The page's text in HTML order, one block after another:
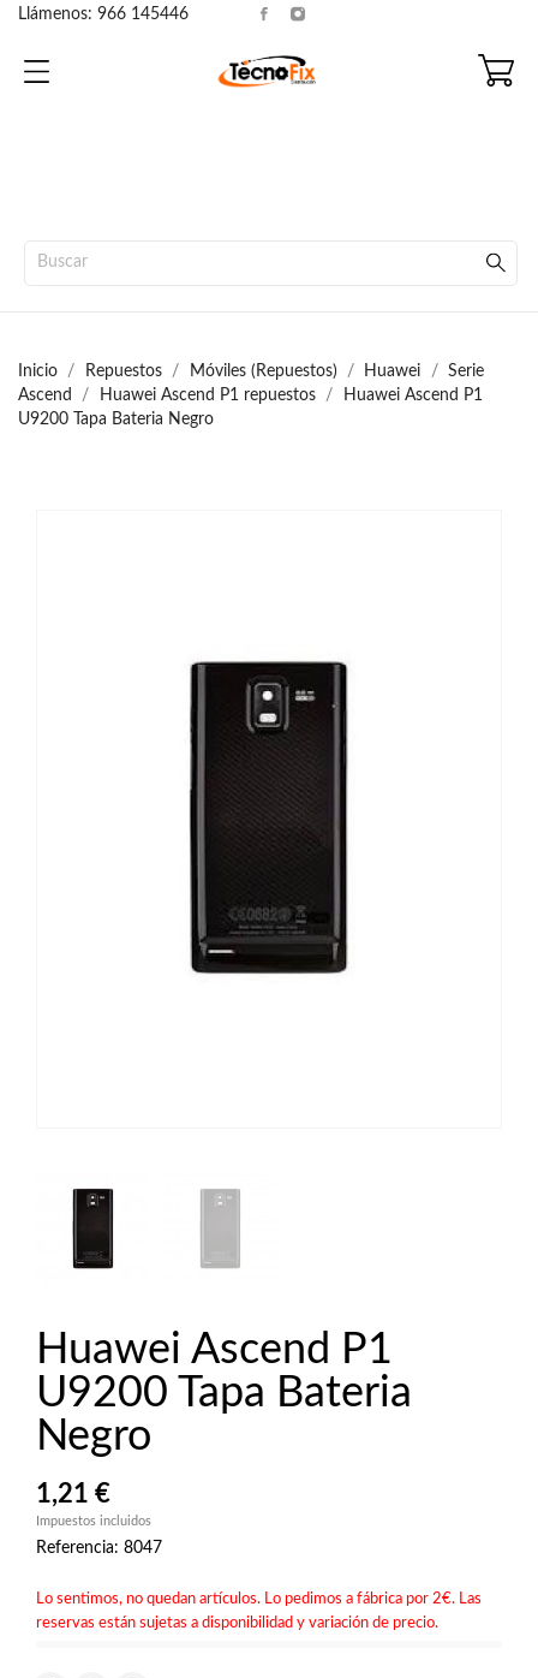
Llámenos: 966 145446
Inicio Repuestos Móviles (Repuestos) Huawei
Serie
Ascend
Huawei Ascend P1 repuestos
Huawei Ascend P1
U9200 Tapa Bateria Negro
Huawei Ascend P1
U9200 Tapa Bateria
Negro
1,21 €
Impuestos incluidos
Referencia: 8047
Lo sentimos, no quedan artículos. Lo pedimos a fábrica por 2€. Las
reservas están sujetas a disponibilidad y variación de precio.